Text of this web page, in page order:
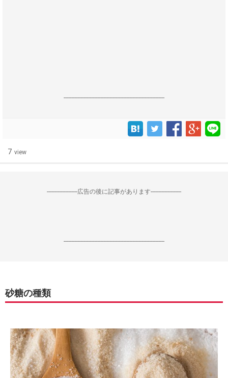
------------------------------------------------------------------
7 view
--------------------広告の後に記事があります--------------------
------------------------------------------------------------------
砂糖の種類